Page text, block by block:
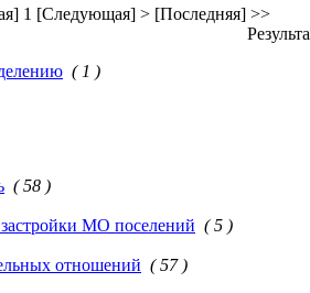
1 [Следующая] > [Последняя] >>
( 1 )
( 58 )
МО поселений ( 5 )
отношений ( 57 )